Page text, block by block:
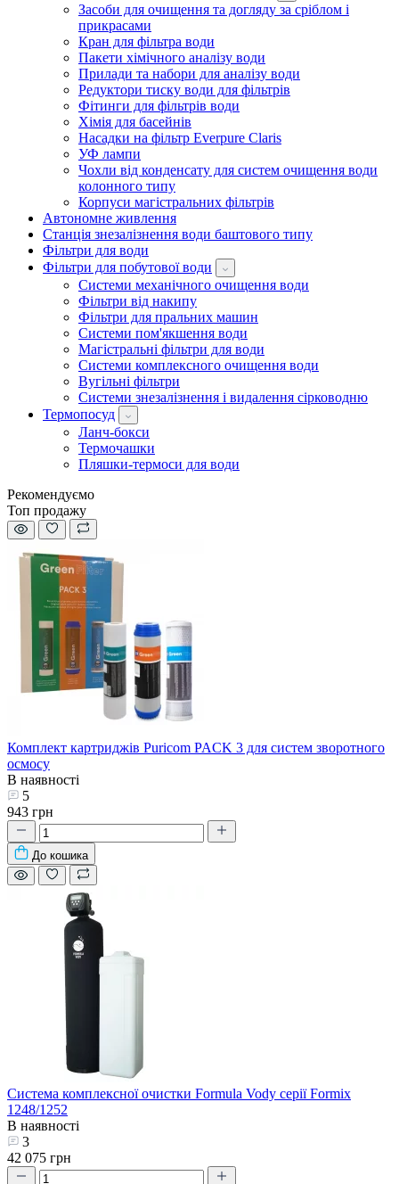
Засоби для очищення та догляду за сріблом і
прикрасами
Кран для фільтра води
Пакети хімічного аналізу води
Прилади та набори для аналізу води
Редуктори тиску води для фільтрів
Фітинги для фільтрів води
Хімія для басейнів
Насадки на фільтр Everpure Claris
УФ лампи
Чохли від конденсату для систем очищення води
колонного типу
Корпуси магістральних фільтрів
Автономне живлення
Станція знезалізнення води баштового типу
Фільтри для води
Фільтри для побутової води
Системи механічного очищення води
Фільтри від накипу
Фільтри для пральних машин
Системи пом'якшення води
Магістральні фільтри для води
Системи комплексного очищення води
Вугільні фільтри
Системи знезалізнення і видалення сірководню
Термопосуд
Ланч-бокси
Термочашки
Пляшки-термоси для води
Рекомендуємо
Топ продажу
Комплект картриджів Puricom PACK 3 для систем зворотного
осмосу
В наявності
5
943 грн
До кошика
Система комплексної очистки Formula Vody серії Formix
1248/1252
В наявності
3
42 075 грн